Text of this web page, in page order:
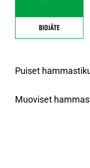
Puiset
Muoviset